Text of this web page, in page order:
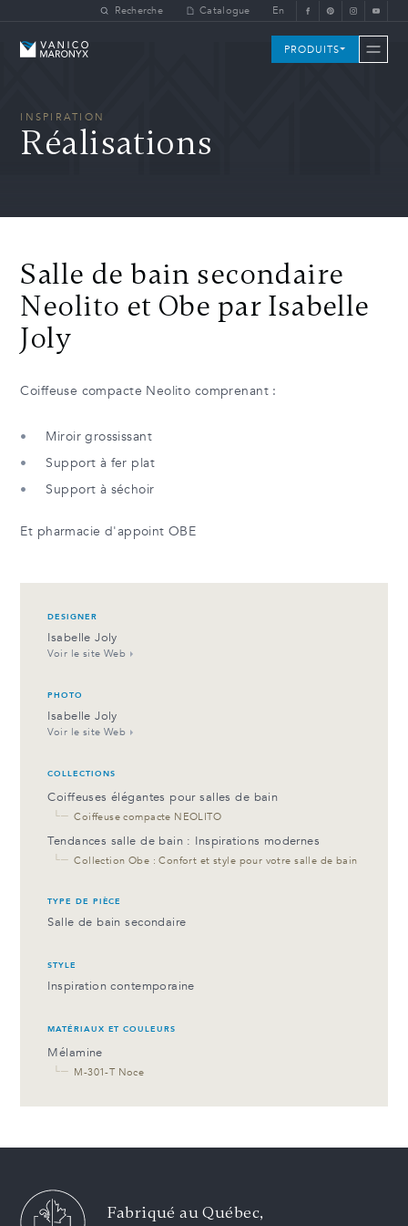
Skip to main contentRecherche Catalogue En
Vanico-Maronyx PRODUITS
INSPIRATION
Réalisations
Salle de bain secondaire
Neolito et Obe par Isabelle
Joly
Coiffeuse compacte Neolito comprenant :
Miroir grossissant
Support à fer plat
Support à séchoir
Et pharmacie d'appoint OBE
DESIGNER
Isabelle Joly
Voir le site Web
PHOTO
Isabelle Joly
Voir le site Web
COLLECTIONS
Coiffeuses élégantes pour salles de bain
└─ Coiffeuse compacte NEOLITO
Tendances salle de bain : Inspirations modernes
└─ Collection Obe : Confort et style pour votre salle de bain
TYPE DE PIÈCE
Salle de bain secondaire
STYLE
Inspiration contemporaine
MATÉRIAUX ET COULEURS
Mélamine
└─ M-301-T Noce
Fabriqué au Québec,